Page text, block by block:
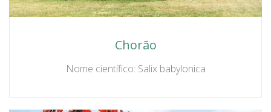
Chorão
Nome científico: Salix babylonica